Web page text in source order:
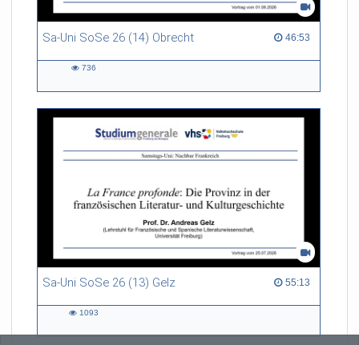
Sa-Uni SoSe 26 (14) Obrecht 46:53
46:53 duration
736
Sa-Uni SoSe 26 (13) Gelz 55:13
55:13 duration
1093